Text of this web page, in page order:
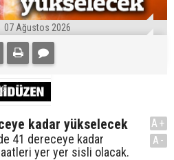
07 Ağustos 2026
kadar yükselecek
41 dereceye kadar
yer yer sisli olacak.
A+
A-